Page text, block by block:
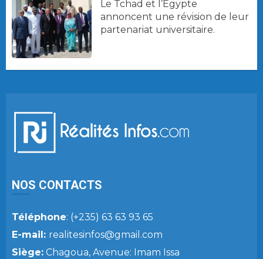
Le Tchad et l’Égypte
annoncent une révision de leur
partenariat universitaire.
NOS CONTACTS
Téléphone: (+235) 63 63 93 65
E-mail: realitesinfos@gmail.com
Siège: Chagoua, Avenue: Imam Issa